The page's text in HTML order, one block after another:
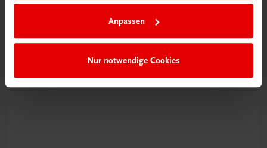
Anpassen
Nur notwendige Cookies